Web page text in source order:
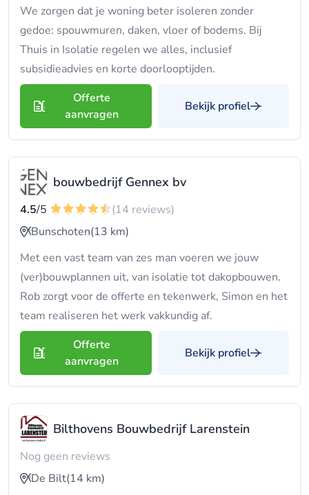
We zorgen dat je woning beter isoleren zonder
gedoe: spouwmuren, daken, vloer of bodems. Bij
Thuis in Isolatie regelen we alles, inclusief
subsidieadvies en korte doorlooptijden.
Offerte
aanvragen
Bekijk profiel
bouwbedrijf Gennex bv
4.5/5
(14 reviews)
Bunschoten(13 km)
Met een vast team van zes man voeren we jouw
(ver)bouwplannen uit, van isolatie tot dakopbouwen.
Rob zorgt voor de offerte en tekenwerk, Simon en het
team realiseren het werk vakkundig af.
Offerte
aanvragen
Bekijk profiel
Bilthovens Bouwbedrijf Larenstein
Nog geen reviews
De Bilt(14 km)